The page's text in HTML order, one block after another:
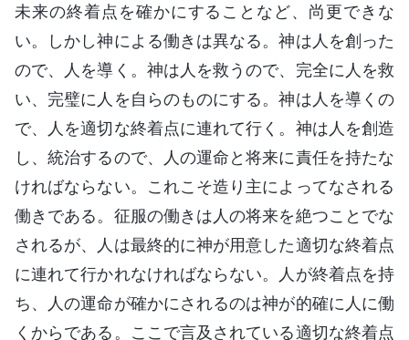
未来の終着点を確かにすることなど、尚更できな
い。しかし神による働きは異なる。神は人を創った
ので、人を導く。神は人を救うので、完全に人を救
い、完璧に人を自らのものにする。神は人を導くの
で、人を適切な終着点に連れて行く。神は人を創造
し、統治するので、人の運命と将来に責任を持たな
ければならない。これこそ造り主によってなされる
働きである。征服の働きは人の将来を絶つことでな
されるが、人は最終的に神が用意した適切な終着点
に連れて行かれなければならない。人が終着点を持
ち、人の運命が確かにされるのは神が的確に人に働
くからである。ここで言及されている適切な終着点